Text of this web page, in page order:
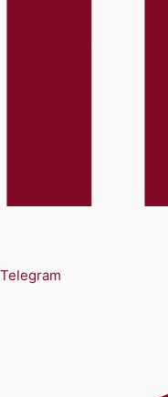
Telegram